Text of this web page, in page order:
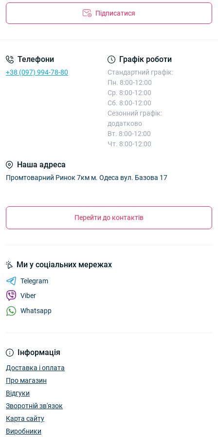
Підписатися
Телефони
+38 (097) 994-78-80
Графік роботи
Стандартний графік:
Пн. 8:00-12:00
Ср. 8:00-12:00
Сб. 8:00-12:00
Сезонний графік:
додатково
Вт. 8:00-12:00
Чт. 8:00-12:00
Наша адреса
Промтоварний Ринок 7км м. Одеса вул. Базова 17
Перейти до контактів
Інформація
Доставка і оплата
Про магазин
Відгуки
Зворотній зв'язок
Карта сайту
Виробники
Ми у соціальних мережах
Telegram
Viber
Whatsapp